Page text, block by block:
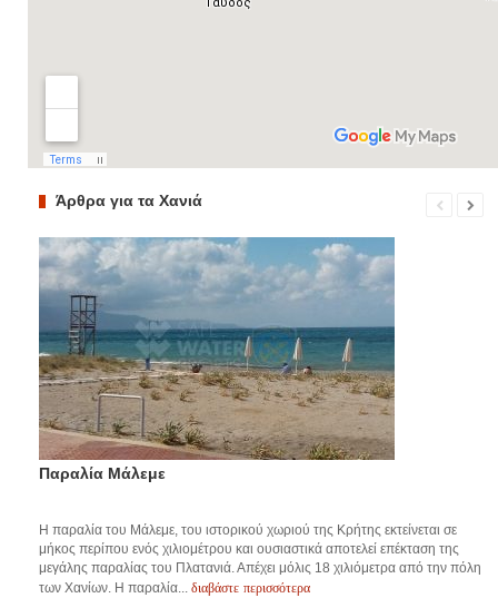
Άρθρα για τα Χανιά
Παραλία Μάλεμε
Η παραλία του Μάλεμε, του ιστορικού χωριού της Κρήτης εκτείνεται σε
μήκος περίπου ενός χιλιομέτρου και ουσιαστικά αποτελεί επέκταση της
μεγάλης παραλίας του Πλατανιά. Απέχει μόλις 18 χιλιόμετρα από την πόλη
των Χανίων. Η παραλία... διαβάστε περισσότερα